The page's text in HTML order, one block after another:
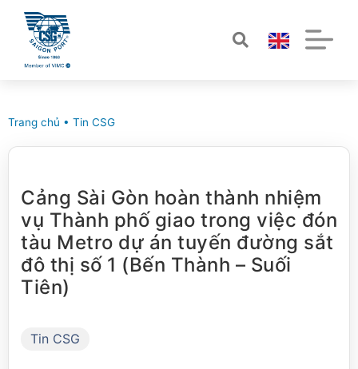
Trang chủ • Tin CSG
Cảng Sài Gòn hoàn thành nhiệm
vụ Thành phố giao trong việc đón
tàu Metro dự án tuyến đường sắt
đô thị số 1 (Bến Thành – Suối
Tiên)
Tin CSG